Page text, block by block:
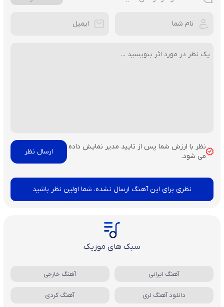
نظر با ارزش شما پس از تایید مدیر نمایش داده
می شود.
نظری برای این آهنگ ارسال نشده، شما اولین نظر باشید
سبک های موزیک
آهنگ ایرانی آهنگ خارجی
دانلود آهنگ لری آهنگ کردی